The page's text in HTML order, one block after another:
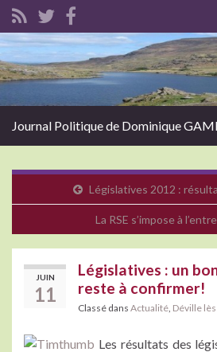
Search for:
Journal Politique de Dominique
Législatives 2012 :
La RSE s’impose à
JUIN
11
Législatives : un
reste à confirmer!
Classé dans Actualité Déville
Les résultats des